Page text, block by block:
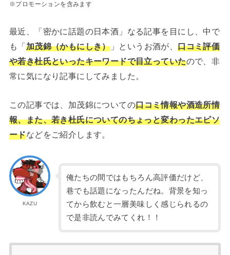
※プロモーションを含みます
最近、「密かに話題の日本酒」なる記事を目にし、中で
も「 加茂錦（かもにしき）」というお酒が、口コミ評価
や若き杜氏といったキーワードで目立っていたので、非
常に気になり記事にしてみました。
この記事では、加茂錦についての口コミ情報や酒造所情
報、また、若き杜氏についてのちょっと変わったエピソ
ードなどをご紹介します。
KAZU
俺たちの間ではもちろん高評価だけど、
巷でも話題になったんだね。背景を知っ
てから飲むと一層美味しく感じられるの
で是非読んでみてくれ！！